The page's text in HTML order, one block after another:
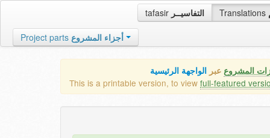
tafasir التفاسيــر Translations
Project parts أجزاء المشروع
المشروع عبر الواجهة الرئيسية
This is a printable version, to view full-featured